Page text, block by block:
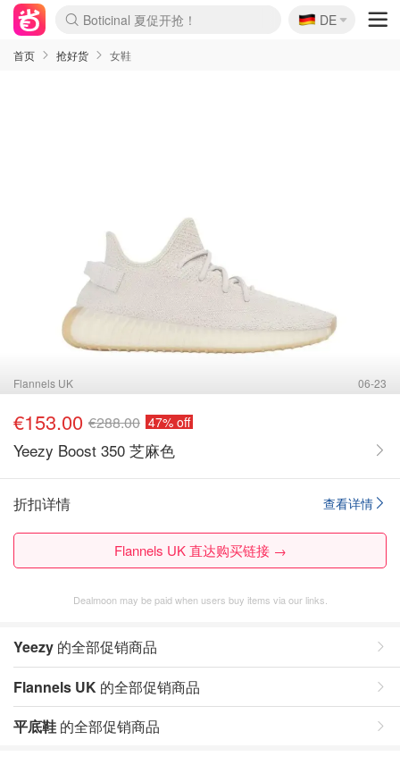
Boticinal 夏促开抢！
4折！lulu周四疯狂上新
还没结束！&OtherStories大促
Joybuy变相75折 随时失效
速领！Stanley独家85折
疑似霸哥！Camper额外叠85折
Zalando 奥莱闪促！每日更新
Moncler反季囤！5折起+叠9折
Coach Brooklyn仅€192
🇩🇪
DE
首页 抢好货 女鞋
Flannels UK 06-23
€153.00 €288.00 47% off
Yeezy Boost 350 芝麻色
查看详情
折扣详情
Flannels UK 直达购买链接 →
Dealmoon may be paid when users buy items via our links.
Yeezy 的全部促销商品
Flannels UK 的全部促销商品
平底鞋 的全部促销商品